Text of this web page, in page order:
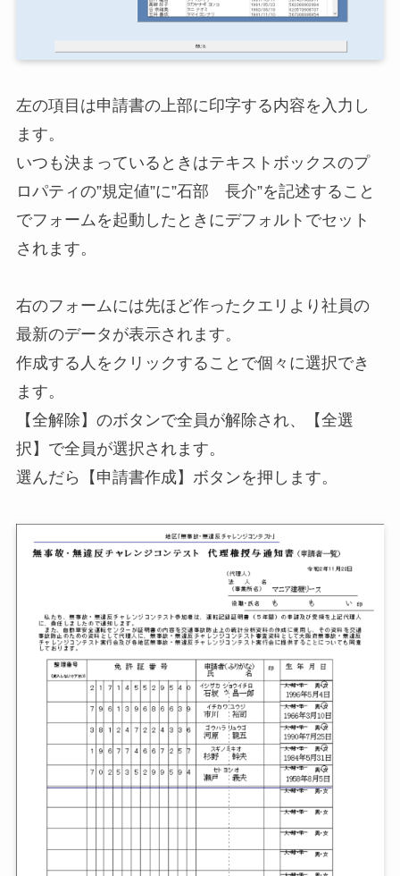
左の項目は申請書の上部に印字する内容を入力し
ます。
いつも決まっているときはテキストボックスのプ
ロパティの”規定値”に”石部 長介”を記述すること
でフォームを起動したときにデフォルトでセット
されます。
右のフォームには先ほど作ったクエリより社員の
最新のデータが表示されます。
作成する人をクリックすることで個々に選択でき
ます。
【全解除】のボタンで全員が解除され、【全選
択】で全員が選択されます。
選んだら【申請書作成】ボタンを押します。